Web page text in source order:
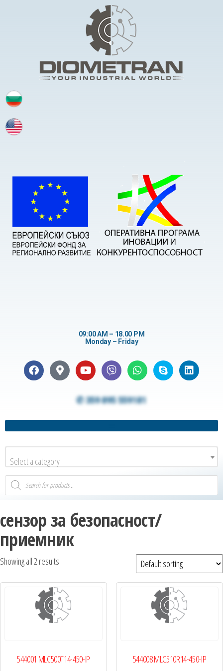
09:00 AM – 18.00 PM
Monday – Friday
✆ 359 895 559181
Select a category
сензор за безопасност/
приемник
Showing all 2 results
544001 MLC500T14-450-IP 544008 MLC510R14-450-IP